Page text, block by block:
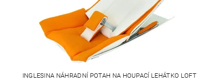
INGLESINA NÁHRADNÍ POTAH NA HOUPACÍ LEHÁTKO LOFT